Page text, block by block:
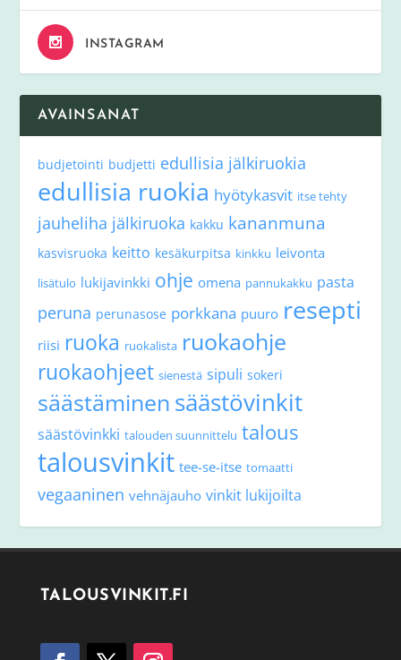
INSTAGRAM
AVAINSANAT
budjetointi budjetti edullisia jälkiruokia
edullisia ruokia hyötykasvit itse tehty
jauheliha jälkiruoka kakku kananmuna
kasvisruoka keitto kesäkurpitsa kinkku leivonta
lisätulo lukijavinkki ohje omena pannukakku pasta
peruna perunasose porkkana puuro resepti
riisi ruoka ruokalista ruokaohje
ruokaohjeet sienestä sipuli sokeri
säästäminen säästövinkit
säästövinkki talouden suunnittelu talous
talousvinkit tee-se-itse tomaatti
vegaaninen vehnäjauho vinkit lukijoilta
TALOUSVINKIT.FI